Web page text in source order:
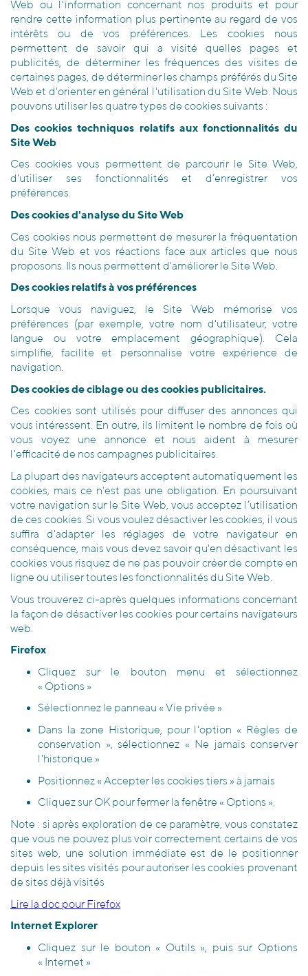
Web ou l'information concernant nos produits et pour
rendre cette information plus pertinente au regard de vos
intérêts ou de vos préférences. Les cookies nous
permettent de savoir qui a visité quelles pages et
publicités, de déterminer les fréquences des visites de
certaines pages, de déterminer les champs préférés du Site
Web et d'orienter en général l'utilisation du Site Web. Nous
pouvons utiliser les quatre types de cookies suivants :
Des cookies techniques relatifs aux fonctionnalités du
Site Web
Ces cookies vous permettent de parcourir le Site Web,
d'utiliser ses fonctionnalités et d’enregistrer vos
préférences.
Des cookies d'analyse du Site Web
Ces cookies nous permettent de mesurer la fréquentation
du Site Web et vos réactions face aux articles que nous
proposons. Ils nous permettent d'améliorer le Site Web.
Des cookies relatifs à vos préférences
Lorsque vous naviguez, le Site Web mémorise vos
préférences (par exemple, votre nom d'utilisateur, votre
langue ou votre emplacement géographique). Cela
simplifie, facilite et personnalise votre expérience de
navigation.
Des cookies de ciblage ou des cookies publicitaires.
Ces cookies sont utilisés pour diffuser des annonces qui
vous intéressent. En outre, ils limitent le nombre de fois où
vous voyez une annonce et nous aident à mesurer
l'efficacité de nos campagnes publicitaires.
La plupart des navigateurs acceptent automatiquement les
cookies, mais ce n'est pas une obligation. En poursuivant
votre navigation sur le Site Web, vous acceptez l’utilisation
de ces cookies. Si vous voulez désactiver les cookies, il vous
suffira d'adapter les réglages de votre navigateur en
conséquence, mais vous devez savoir qu'en désactivant les
cookies vous risquez de ne pas pouvoir créer de compte en
ligne ou utiliser toutes les fonctionnalités du Site Web.
Vous trouverez ci-après quelques informations concernant
la façon de désactiver les cookies pour certains navigateurs
web.
Firefox
Cliquez sur le bouton menu et sélectionnez
« Options »
Sélectionnez le panneau « Vie privée »
Dans la zone Historique, pour l'option « Règles de
conservation », sélectionnez « Ne jamais conserver
l'historique »
Positionnez « Accepter les cookies tiers » à jamais
Cliquez sur OK pour fermer la fenêtre « Options ».
Note : si après exploration de ce paramètre, vous constatez
que vous ne pouvez plus voir correctement certains de vos
sites web, une solution immédiate est de le positionner
depuis les sites visités pour autoriser les cookies provenant
de sites déjà visités
Lire la doc pour Firefox
Internet Explorer
Cliquez sur le bouton « Outils », puis sur Options
« Internet »